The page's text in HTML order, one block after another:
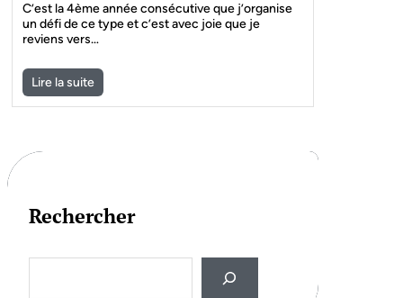
C’est la 4ème année consécutive que j’organise
un défi de ce type et c’est avec joie que je
reviens vers…
Lire la suite
Rechercher